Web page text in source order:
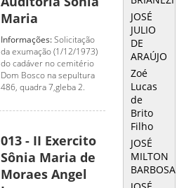
Maria
Informações:Solicitação
da exumação (1/12/1973)
do cadáver no cemitério
Dom Bosco na sepultura
486, quadra 7,gleba 2.
013 - II Exercito
Sônia Maria de
Moraes Angel
JOSÉ
JULIO
DE
ARAÚJO
Zoé
Lucas
de
Brito
Filho
JOSÉ
MILTON
BARBOSA